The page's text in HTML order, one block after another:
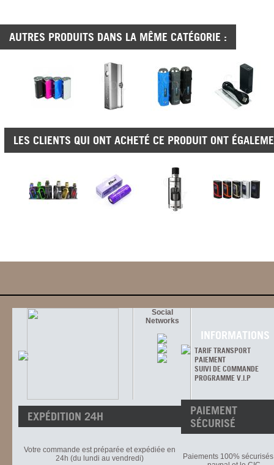
AUTRES PRODUITS DANS LA MÊME CATÉGORIE :
LES CLIENTS QUI ONT ACHETÉ CE PRODUIT ONT
Social
Networks
INFORMATIONS
TARIF TRANSPORT
PAIEMENT
SUIVI DE COMMANDE
PROGRAMME V.I.P
EXPÉDITION 24H
Votre commande est préparée et expédiée en
24h (du lundi au vendredi)
PAIEMENT
SÉCURISÉ
Paiements 100%